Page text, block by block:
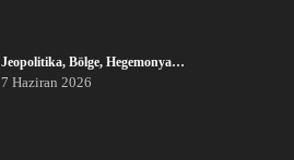
Jeopolitika, Bölge, Hegemonya…
7 Haziran 2026